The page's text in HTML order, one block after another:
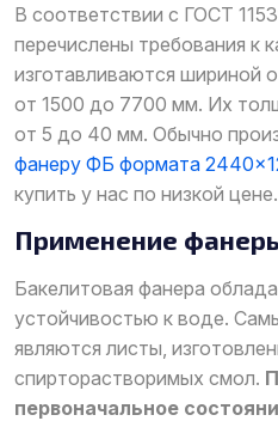
В соответствии с ГОСТ
перечислены требования к
изготавливаются шириной
от 1500 до 7700 мм. Их
от 5 до 40 мм. Обычно
фанеру ФБ формата
купить у нас по низкой цене.
Применение
Бакелитовая фанера
устойчивостью к воде.
являются листы,
спирторастворимых смол.
первоначальное